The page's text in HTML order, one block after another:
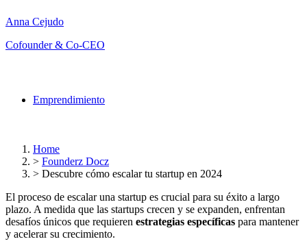
Anna Cejudo
Cofounder & Co-CEO
Emprendimiento
Home
> Founderz Docz
> Descubre cómo escalar tu startup en 2024
El proceso de escalar una startup es crucial para su éxito a largo
plazo. A medida que las startups crecen y se expanden, enfrentan
desafíos únicos que requieren estrategias específicas para mantener
y acelerar su crecimiento.